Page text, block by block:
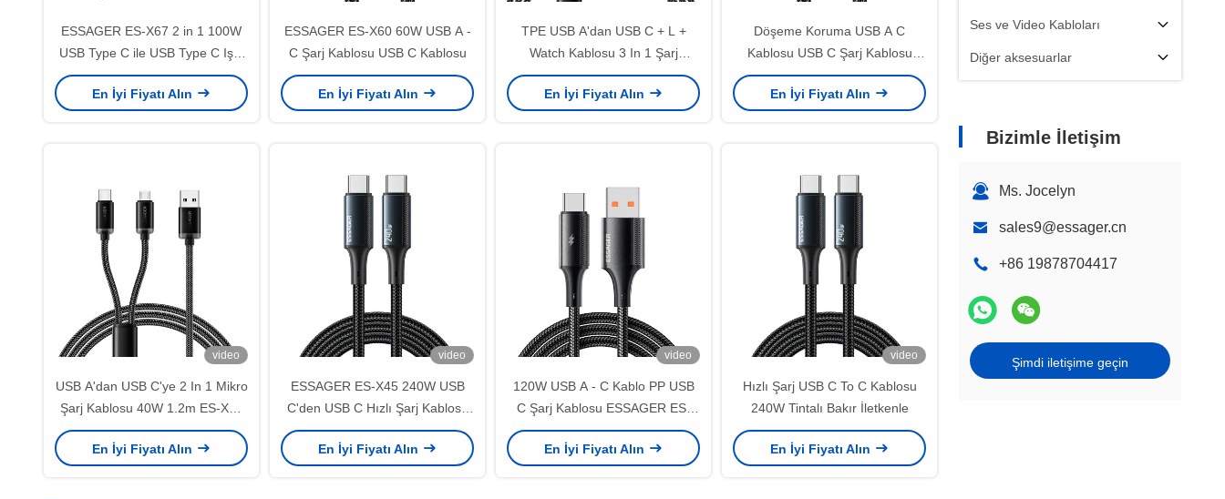
Ses ve Video Kabloları
Diğer aksesuarlar
Bizimle İletişim
Ms. Jocelyn
sales9@essager.cn
+86 19878704417
Şimdi iletişime geçin
ESSAGER ES-X67 2 in 1 100W
USB Type C ile USB Type C Işık
Veri Kablosu
En İyi Fiyatı Alın
ESSAGER ES-X60 60W USB A -
C Şarj Kablosu USB C Kablosu
En İyi Fiyatı Alın
TPE USB A'dan USB C + L +
Watch Kablosu 3 In 1 Şarj
Kablosu 3A ES-X60 Serisi
En İyi Fiyatı Alın
Döşeme Koruma USB A C
Kablosu USB C Şarj Kablosu
60W 1m 2m 3m
En İyi Fiyatı Alın
video
USB A'dan USB C'ye 2 In 1 Mikro
Şarj Kablosu 40W 1.2m ES-X60
Serisi
En İyi Fiyatı Alın
video
ESSAGER ES-X45 240W USB
C'den USB C Hızlı Şarj Kablosu
PD3.1 1m 2m örgü
En İyi Fiyatı Alın
video
120W USB A - C Kablo PP USB
C Şarj Kablosu ESSAGER ES-
X45
En İyi Fiyatı Alın
video
Hızlı Şarj USB C To C Kablosu
240W Tintalı Bakır İletkenle
En İyi Fiyatı Alın